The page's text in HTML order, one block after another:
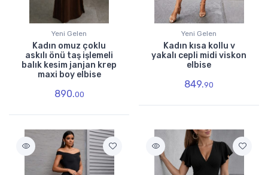
Yeni Gelen
Kadın omuz çoklu
askılı önü taş işlemeli
balık kesim janjan krep
maxi boy elbise
890.00
Yeni Gelen
Kadın kısa kollu v
yakalı cepli midi viskon
elbise
849.90